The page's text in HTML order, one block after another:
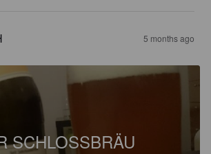
5 months ago
SCHLOSSBRÄU